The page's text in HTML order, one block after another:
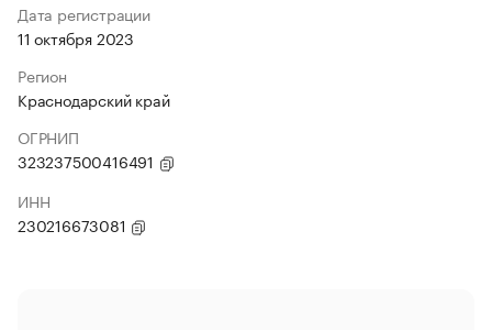
Дата регистрации
11 октября 2023
Регион
Краснодарский край
ОГРНИП
323237500416491
ИНН
230216673081